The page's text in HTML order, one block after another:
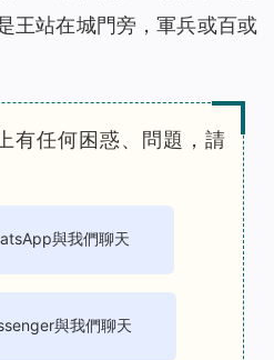
王站在城門旁，軍兵或百或
有任何困惑、問題，請
與我們聊天
與我們聊天